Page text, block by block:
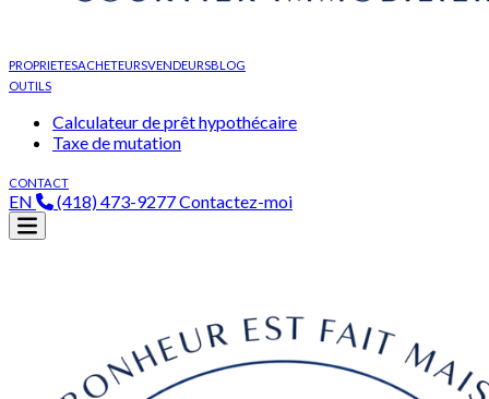
PROPRIETESACHETEURSVENDEURSBLOG
OUTILS
Calculateur de prêt hypothécaire
Taxe de mutation
CONTACT
EN (418) 473-9277Contactez-moi